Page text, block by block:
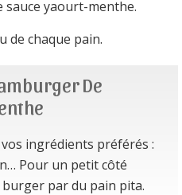
sauce yaourt-menthe.
de chaque pain.
De
ingrédients préférés :
Pour un petit côté
par du pain pita.